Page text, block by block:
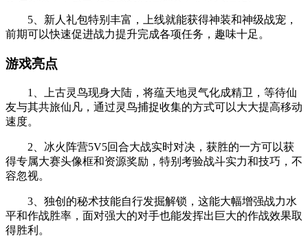
5、新人礼包特别丰富，上线就能获得神装和神级战宠，
前期可以快速促进战力提升完成各项任务，趣味十足。
游戏亮点
1、上古灵鸟现身大陆，将蕴天地灵气化成精卫，等待仙
友与其共旅仙凡，通过灵鸟捕捉收集的方式可以大大提高移动
速度。
2、冰火阵营5V5回合大战实时对决，获胜的一方可以获
得专属大赛头像框和资源奖励，特别考验战斗实力和技巧，不
容忽视。
3、独创的秘术技能自行发掘解锁，这能大幅增强战力水
平和作战胜率，面对强大的对手也能发挥出巨大的作战效果取
得胜利。